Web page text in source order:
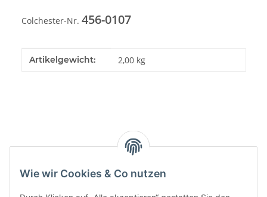
Wie wir Cookies & Co nutzen
Colchester-Nr. 456-0107
Produkteigenschaft
Wert
Artikelgewicht: 2,00 kg
Kategorien